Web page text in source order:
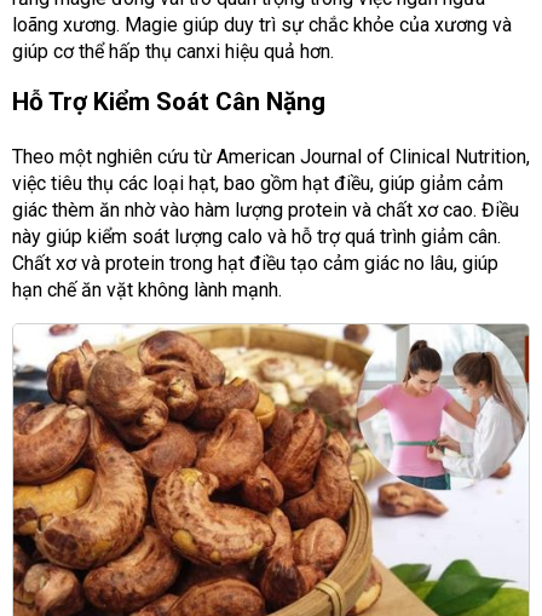
loãng xương. Magie giúp duy trì sự chắc khỏe của xương và
giúp cơ thể hấp thụ canxi hiệu quả hơn.
Hỗ Trợ Kiểm Soát Cân Nặng
Theo một nghiên cứu từ American Journal of Clinical Nutrition,
việc tiêu thụ các loại hạt, bao gồm hạt điều, giúp giảm cảm
giác thèm ăn nhờ vào hàm lượng protein và chất xơ cao. Điều
này giúp kiểm soát lượng calo và hỗ trợ quá trình giảm cân.
Chất xơ và protein trong hạt điều tạo cảm giác no lâu, giúp
hạn chế ăn vặt không lành mạnh.